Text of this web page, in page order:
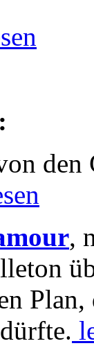
den
,
Plan,